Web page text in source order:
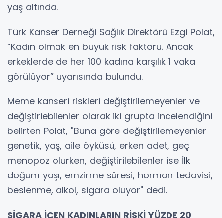
yaş altında.
Türk Kanser Derneği Sağlık Direktörü Ezgi Polat,
“Kadın olmak en büyük risk faktörü. Ancak
erkeklerde de her 100 kadına karşılık 1 vaka
görülüyor” uyarısında bulundu.
Meme kanseri riskleri değiştirilemeyenler ve
değiştiriebilenler olarak iki grupta incelendiğini
belirten Polat, "Buna göre değiştirilemeyenler
genetik, yaş, aile öyküsü, erken adet, geç
menopoz olurken, değiştirilebilenler ise İlk
doğum yaşı, emzirme süresi, hormon tedavisi,
beslenme, alkol, sigara oluyor" dedi.
SİGARA İÇEN KADINLARIN RİSKİ YÜZDE 20